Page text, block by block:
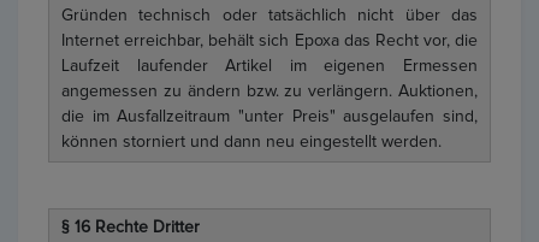
Gründen technisch oder tatsächlich nicht über das
Internet erreichbar, behält sich Epoxa das Recht vor, die
Laufzeit laufender Artikel im eigenen Ermessen
angemessen zu ändern bzw. zu verlängern. Auktionen,
die im Ausfallzeitraum "unter Preis" ausgelaufen sind,
können storniert und dann neu eingestellt werden.
§ 16 Rechte Dritter